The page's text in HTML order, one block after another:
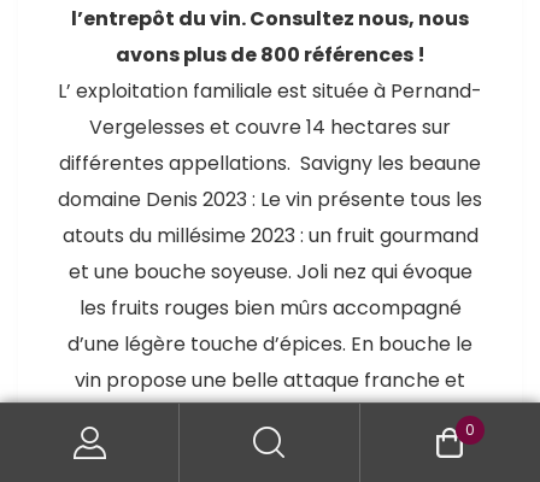
l’entrepôt du vin. Consultez nous, nous
avons plus de 800 références !
L’ exploitation familiale est située à Pernand-
Vergelesses et couvre 14 hectares sur
différentes appellations. Savigny les beaune
domaine Denis 2023 : Le vin présente tous les
atouts du millésime 2023 : un fruit gourmand
et une bouche soyeuse. Joli nez qui évoque
les fruits rouges bien mûrs accompagné
d’une légère touche d’épices. En bouche le
vin propose une belle attaque franche et
structure est épaulée par des tanins soyeux
0